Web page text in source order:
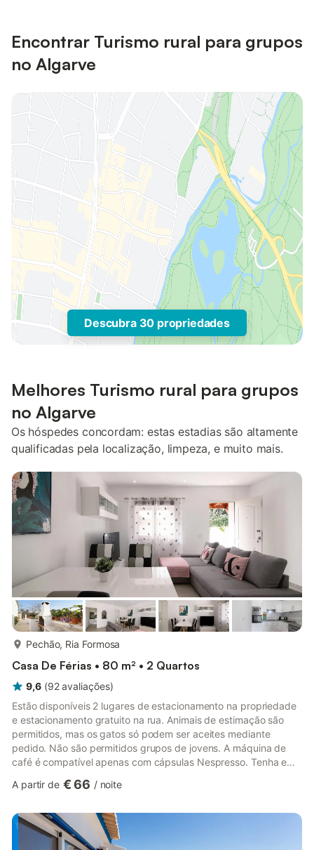
Encontrar Turismo rural para grupos
no Algarve
Descubra 30 propriedades
Melhores Turismo rural para grupos
no Algarve
Os hóspedes concordam: estas estadias são altamente
qualificadas pela localização, limpeza, e muito mais.
Pechão, Ria Formosa
Casa De Férias • 80 m² • 2 Quartos
9,6 (92 avaliações)
Estão disponíveis 2 lugares de estacionamento na propriedade
e estacionamento gratuito na rua. Animais de estimação são
permitidos, mas os gatos só podem ser aceites mediante
pedido. Não são permitidos grupos de jovens. A máquina de
café é compatível apenas com cápsulas Nespresso. Tenha em
onde poderá ocasionalmente ouvir sons da natureza e da
durante a noite.
A partir de € 66 / noite